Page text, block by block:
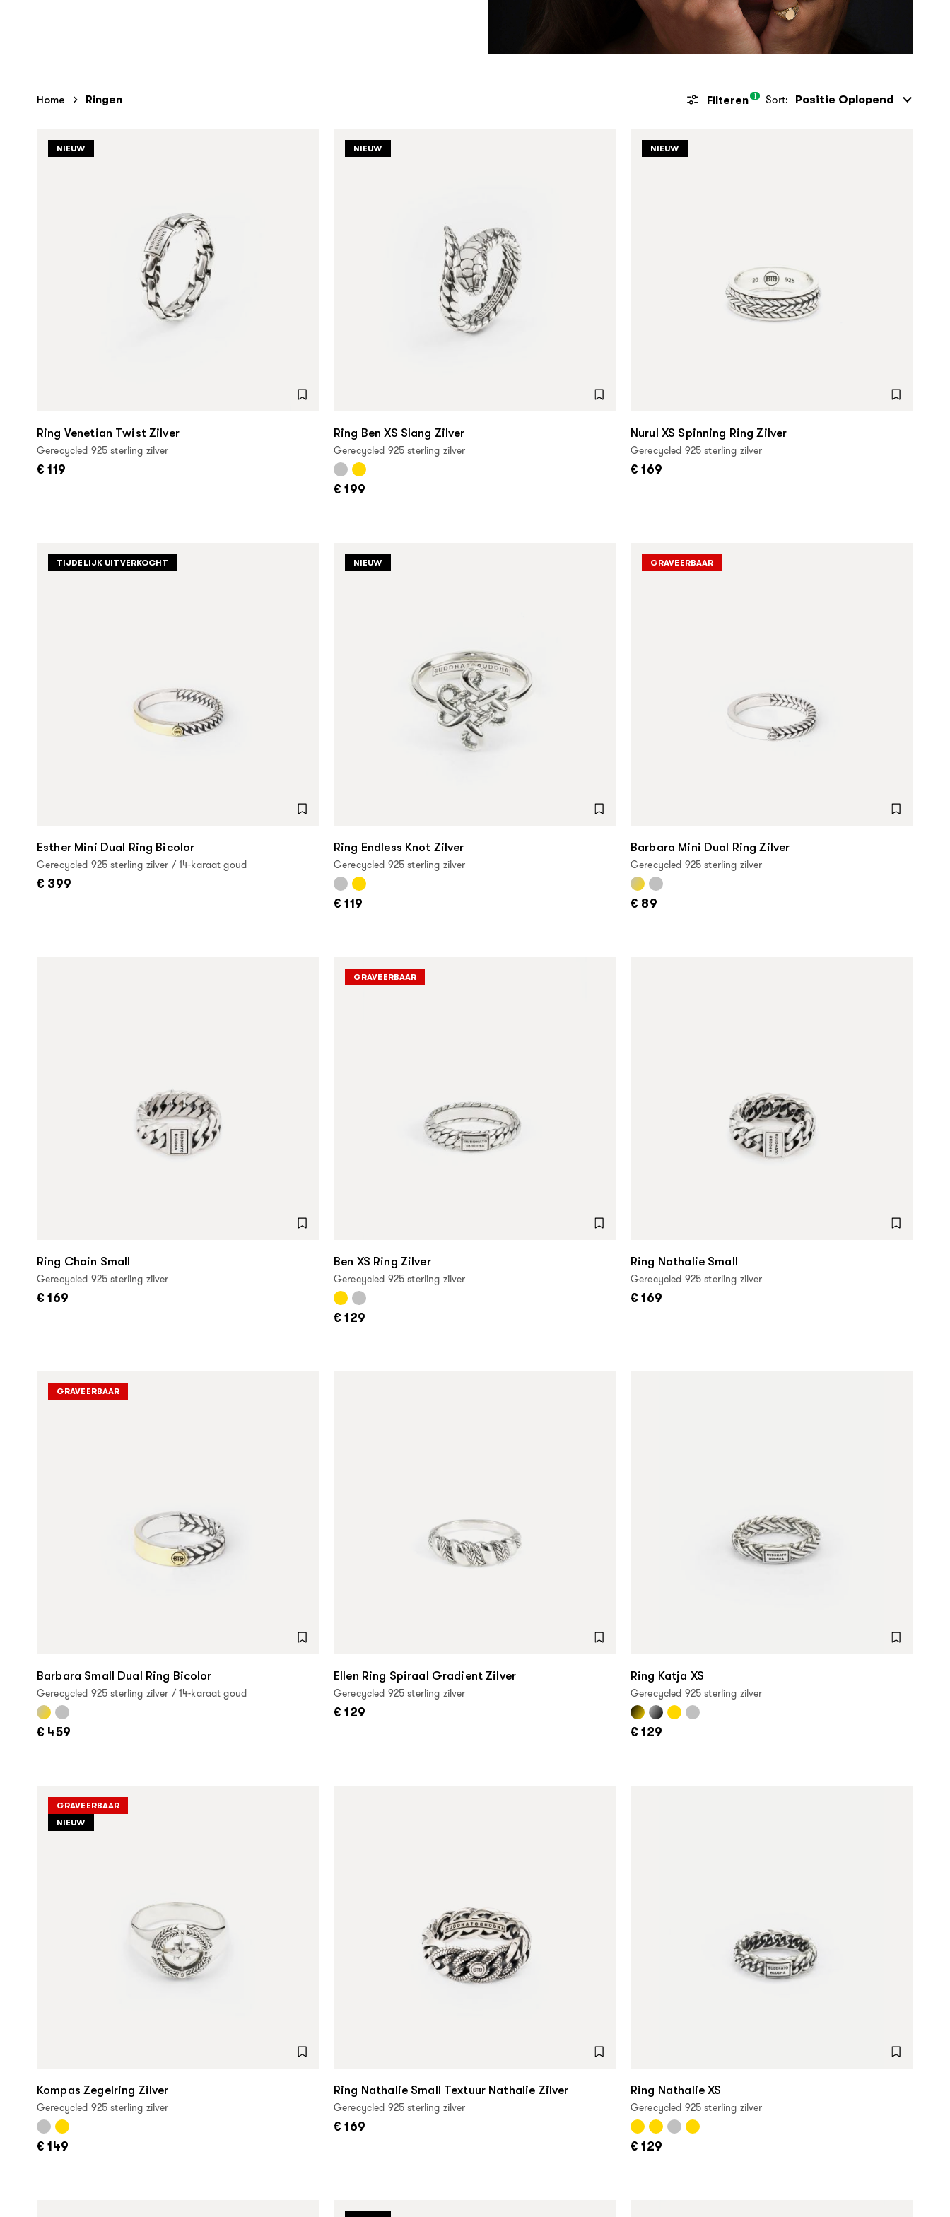
Home Ringen Filteren 1 Sort:
Ring Venetian Twist Zilver
Gerecycled 925 sterling zilver
€ 119
NIEUW
Ring Ben XS Slang Zilver
Gerecycled 925 sterling zilver
€ 199
NIEUW
Nurul XS Spinning Ring Zilver
Gerecycled 925 sterling zilver
€ 169
NIEUW
Esther Mini Dual Ring Bicolor
Gerecycled 925 sterling zilver / 14-karaat goud
€ 399
TIJDELIJK UITVERKOCHT
Ring Endless Knot Zilver
Gerecycled 925 sterling zilver
€ 119
NIEUW
Barbara Mini Dual Ring Zilver
Gerecycled 925 sterling zilver
€ 89
GRAVEERBAAR
Ring Chain Small
Gerecycled 925 sterling zilver
€ 169
Ben XS Ring Zilver
Gerecycled 925 sterling zilver
€ 129
GRAVEERBAAR
Ring Nathalie Small
Gerecycled 925 sterling zilver
€ 169
Barbara Small Dual Ring Bicolor
Gerecycled 925 sterling zilver / 14-karaat goud
€ 459
GRAVEERBAAR
Ellen Ring Spiraal Gradient Zilver
Gerecycled 925 sterling zilver
€ 129
Ring Katja XS
Gerecycled 925 sterling zilver
€ 129
Kompas Zegelring Zilver
Gerecycled 925 sterling zilver
€ 149
GRAVEERBAAR
NIEUW
Ring Nathalie Small Textuur Nathalie Zilver
Gerecycled 925 sterling zilver
€ 169
Ring Nathalie XS
Gerecycled 925 sterling zilver
€ 129